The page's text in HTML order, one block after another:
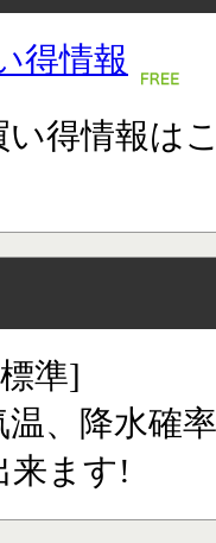
得情報
得情報は
準]
、降水確
来ます!